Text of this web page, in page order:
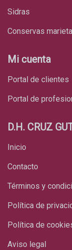
sidras
conservas marieta
Mi cuenta
Portal de clientes
Portal de
D.H. CRUZ
Inicio
Contacto
Términos y
Política de
Política de
Aviso legal